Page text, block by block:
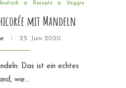
Rezepte Veggie
mit Mandeln
25. Juni 2020
Das ist ein echtes
wie…